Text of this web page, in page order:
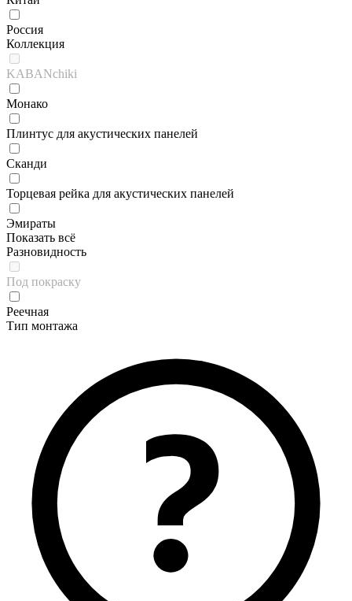
Россия
Коллекция
KABANchiki
Монако
Плинтус для акустических панелей
Сканди
Торцевая рейка для акустических панелей
Эмираты
Показать всё
Разновидность
Под покраску
Реечная
Тип монтажа